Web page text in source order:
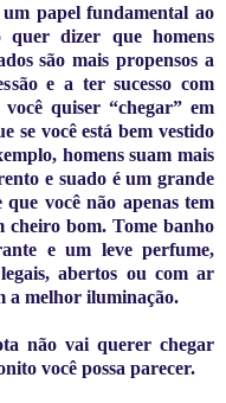
papel fundamental ao
dizer que homens
são mais propensos a
e a ter sucesso com
quiser “chegar” em
se você está bem vestido
homens suam mais
e suado é um grande
você não apenas tem
cheiro bom. Tome banho
e um leve perfume,
abertos ou com ar
a melhor iluminação.
não vai querer chegar
você possa parecer.